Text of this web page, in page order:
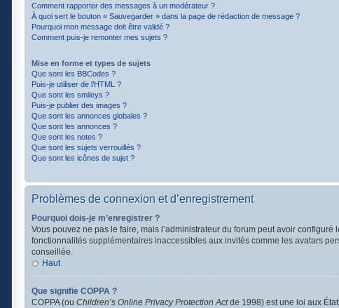
Comment rapporter des messages à un modérateur ?
À quoi sert le bouton « Sauvegarder » dans la page de rédaction de message ?
Pourquoi mon message doit être validé ?
Comment puis-je remonter mes sujets ?
Mise en forme et types de sujets
Que sont les BBCodes ?
Puis-je utiliser de l’HTML ?
Que sont les smileys ?
Puis-je publier des images ?
Que sont les annonces globales ?
Que sont les annonces ?
Que sont les notes ?
Que sont les sujets verrouillés ?
Que sont les icônes de sujet ?
Problèmes de connexion et d’enregistrement
Pourquoi dois-je m’enregistrer ?
Vous pouvez ne pas le faire, mais l’administrateur du forum peut avoir
fonctionnalités supplémentaires inaccessibles aux invités comme les avatars
conseillée.
Haut
Que signifie COPPA ?
COPPA (ou Children’s Online Privacy Protection Actde 1998) est une loi aux